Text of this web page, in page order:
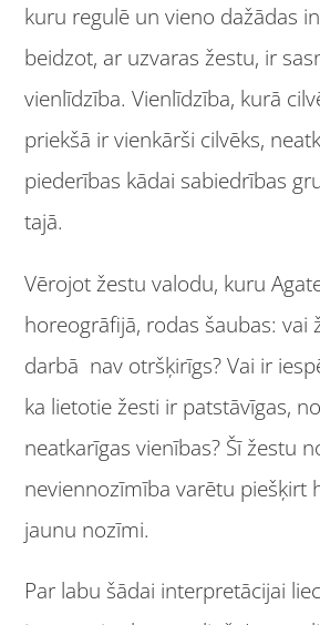
kuru regulē un vieno dažādas
beidzot, ar uzvaras žestu, ir
vienlīdzība. Vienlīdzība, kurā
priekšā ir vienkārši cilvēks,
piederības kādai sabiedrības
tajā.
Vērojot žestu valodu, kuru
horeogrāfijā, rodas šaubas: vai
darbā nav otršķirīgs? Vai ir
ka lietotie žesti ir patstāvīgas,
neatkarīgas vienības? Šī žestu
neviennozīmība varētu piešķirt
jaunu nozīmi.
Par labu šādai interpretācijai